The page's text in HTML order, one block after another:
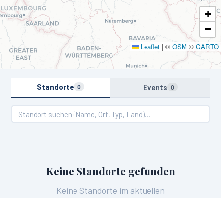
+
−
Leaflet | © OSM © CARTO
Standorte 0 Events 0
Keine Standorte gefunden
Keine Standorte im aktuellen